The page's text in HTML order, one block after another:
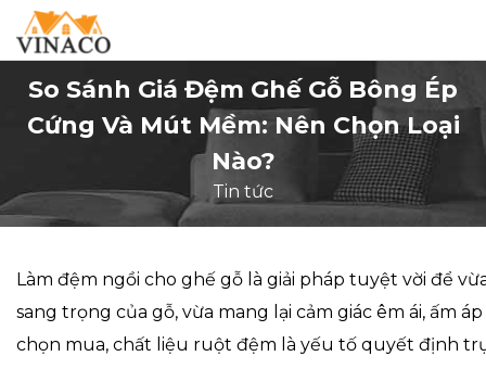
So Sánh Giá Đệm Ghế Gỗ Bông Ép
Cứng Và Mút Mềm: Nên Chọn Loại
Nào?
Tin tức
Làm đệm ngồi cho ghế gỗ là giải pháp tuyệt vời để
sang trọng của gỗ, vừa mang lại cảm giác êm ái, ấm
chọn mua, chất liệu ruột đệm là yếu tố quyết định